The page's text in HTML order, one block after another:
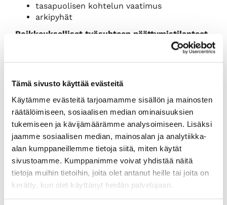
Tämä sivusto käyttää evästeitä
Käytämme evästeitä tarjoamamme sisällön ja mainosten
räätälöimiseen, sosiaalisen median ominaisuuksien
tukemiseen ja kävijämäärämme analysoimiseen. Lisäksi
jaamme sosiaalisen median, mainosalan ja analytiikka-
alan kumppaneillemme tietoja siitä, miten käytät
sivustoamme. Kumppanimme voivat yhdistää näitä
tietoja muihin tietoihin, joita olet antanut heille tai joita on
kerätty, kun olet käyttänyt heidän palvelujaan.
tasapuolisen kohtelun vaatimus
arkipyhät
Poikkeukselliset työsuhteen päättymistilanteet
työsuhteen päättyminen lomautuksen
työantajan ja työntekijän laiminlyönnit
LakimiesKirsi Parnila, Helsingin seudun
kauppakamari
15.00
Tilaisuus päättyy
Taout: Taukoja tunnin välein noin 10 min.
Lounastauko 12.00-12.30
Jäsenetuhinta490,00 € (+alv 24 %) muille hinta